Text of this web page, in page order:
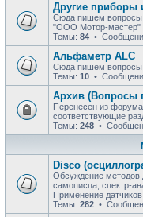
Другие приборы
Сюда пишем вопросы
"ООО Мотор-мастер"
Темы: 84 •
Альфаметр ALC
Сюда пишем вопросы
Темы: 10 •
Архив (Вопросы
Перенесен из
соответствующие
Темы: 248 •
Disco
Обсуждение методов
самописца, спектр-
Применение
Темы: 282 •